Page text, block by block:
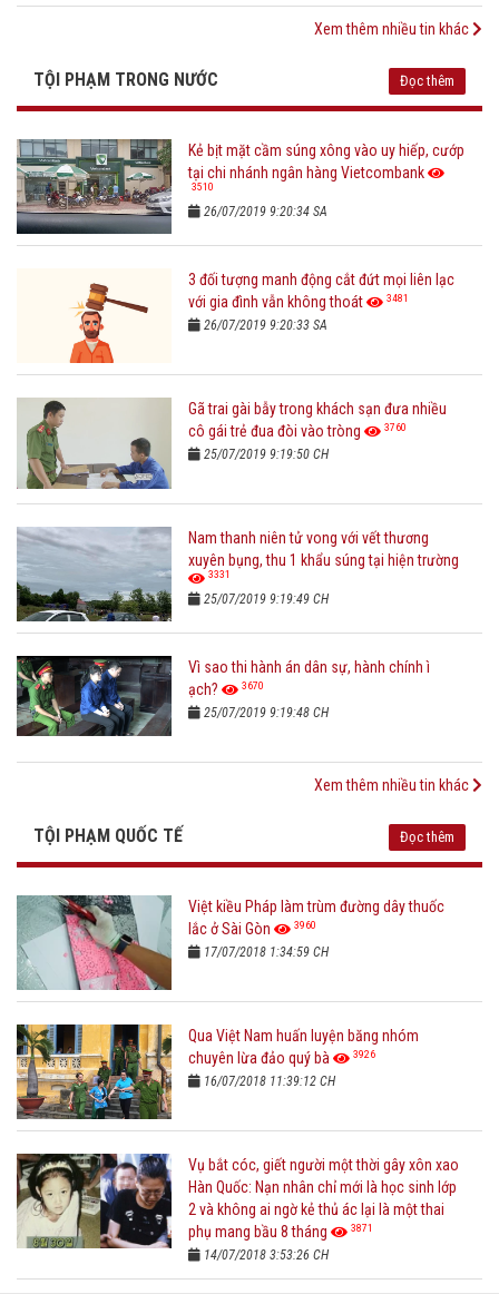
Xem thêm nhiều tin khác
TỘI PHẠM TRONG NƯỚC Đọc thêm
Kẻ bịt mặt cầm súng xông vào uy hiếp, cướp
tại chi nhánh ngân hàng Vietcombank
3510
26/07/2019 9:20:34 SA
3 đối tượng manh động cắt đứt mọi liên lạc
với gia đình vẫn không thoát
3481
26/07/2019 9:20:33 SA
Gã trai gài bẫy trong khách sạn đưa nhiều
cô gái trẻ đua đòi vào tròng
3760
25/07/2019 9:19:50 CH
Nam thanh niên tử vong với vết thương
xuyên bụng, thu 1 khẩu súng tại hiện trường
3331
25/07/2019 9:19:49 CH
Vì sao thi hành án dân sự, hành chính ì
ạch?
3670
25/07/2019 9:19:48 CH
Xem thêm nhiều tin khác
TỘI PHẠM QUỐC TẾ Đọc thêm
Việt kiều Pháp làm trùm đường dây thuốc
lắc ở Sài Gòn
3960
17/07/2018 1:34:59 CH
Qua Việt Nam huấn luyện băng nhóm
chuyên lừa đảo quý bà
3926
16/07/2018 11:39:12 CH
Vụ bắt cóc, giết người một thời gây xôn xao
Hàn Quốc: Nạn nhân chỉ mới là học sinh lớp
2 và không ai ngờ kẻ thủ ác lại là một thai
phụ mang bầu 8 tháng
3871
14/07/2018 3:53:26 CH